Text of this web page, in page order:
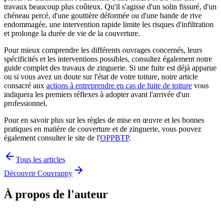
travaux beaucoup plus coûteux. Qu'il s'agisse d'un solin fissuré, d'un
chéneau percé, d'une gouttière déformée ou d'une bande de rive
endommagée, une intervention rapide limite les risques d'infiltration
et prolonge la durée de vie de la couverture.
Pour mieux comprendre les différents ouvrages concernés, leurs
spécificités et les interventions possibles, consultez également notre
guide complet des travaux de zinguerie. Si une fuite est déjà apparue
ou si vous avez un doute sur l'état de votre toiture, notre article
consacré aux actions à entreprendre en cas de fuite de toiture vous
indiquera les premiers réflexes à adopter avant l'arrivée d'un
professionnel.
Pour en savoir plus sur les règles de mise en œuvre et les bonnes
pratiques en matière de couverture et de zinguerie, vous pouvez
également consulter le site de l'OPPBTP.
Tous les articles
Découvrir Couvrappy
À propos de l'auteur